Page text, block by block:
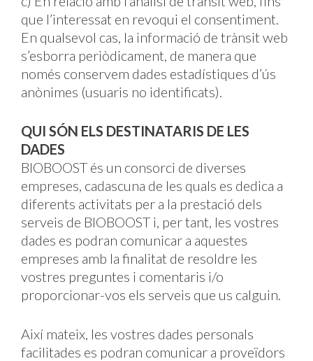
que l’interessat en revoqui el consentiment.
En qualsevol cas, la informació de trànsit web
s’esborra periòdicament, de manera que
només conservem dades estadístiques d’ús
anònimes (usuaris no identificats).
QUI SÓN ELS DESTINATARIS DE LES
DADES
BIOBOOST és un consorci de diverses
empreses, cadascuna de les quals es dedica a
diferents activitats per a la prestació dels
serveis de BIOBOOST i, per tant, les vostres
dades es podran comunicar a aquestes
empreses amb la finalitat de resoldre les
vostres preguntes i comentaris i/o
proporcionar-vos els serveis que us calguin.
Així mateix, les vostres dades personals
facilitades es podran comunicar a proveïdors